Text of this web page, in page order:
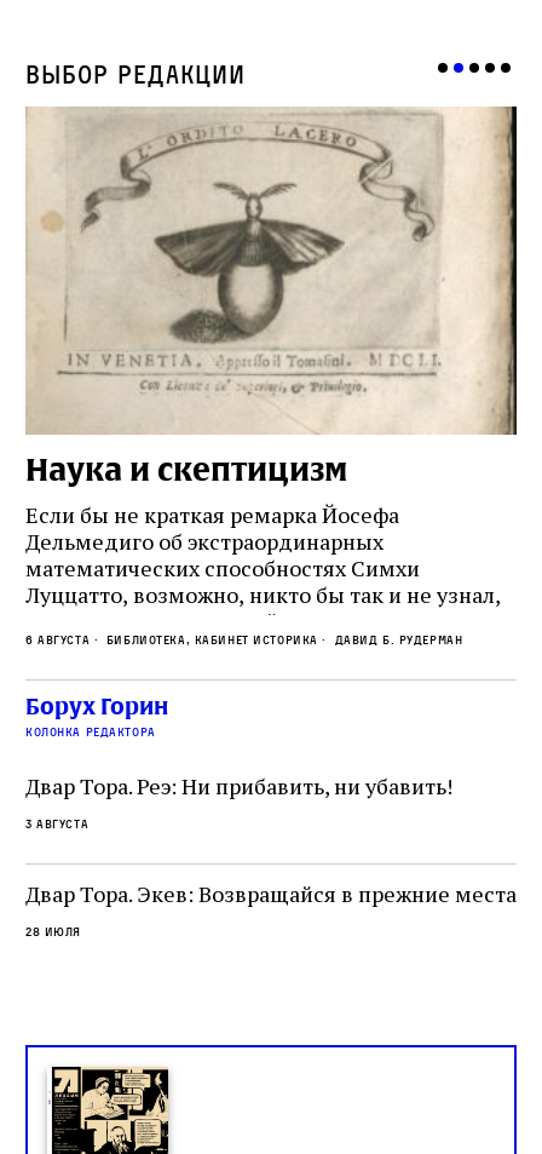
Выбор редакции
Наука и скептицизм
Если бы не краткая ремарка Йосефа
Дельмедиго об экстраординарных
математических способностях Симхи
Луццатто, возможно, никто бы так и не узнал,
что этот эрудированный и несколько
сварливый венецианский талмудист имел
какое‑то отношение к научной деятельности.
На протяжении почти шестидесяти лет,
вплоть до своей кончины, Луццатто был
6 августа Библиотека, кабинет историка Давид Б. Рудерман
Борух Горин
колонка редактора
Двар Тора. Реэ: Ни прибавить, ни убавить!
3 августа
Двар Тора. Экев: Возвращайся в прежние места
28 июля